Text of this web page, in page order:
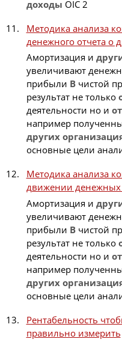
доходы OIC 2
Методика анализа
денежного отчета о
Амортизация и
увеличивают
прибыли Вчистой
результат не только
деятельности но и от
например
других
основные цели
Методика анализа
движении денежных
Амортизация и
увеличивают
прибыли Вчистой
результат не только
деятельности но и от
например
других
основные цели
Рентабельность
правильно измерить